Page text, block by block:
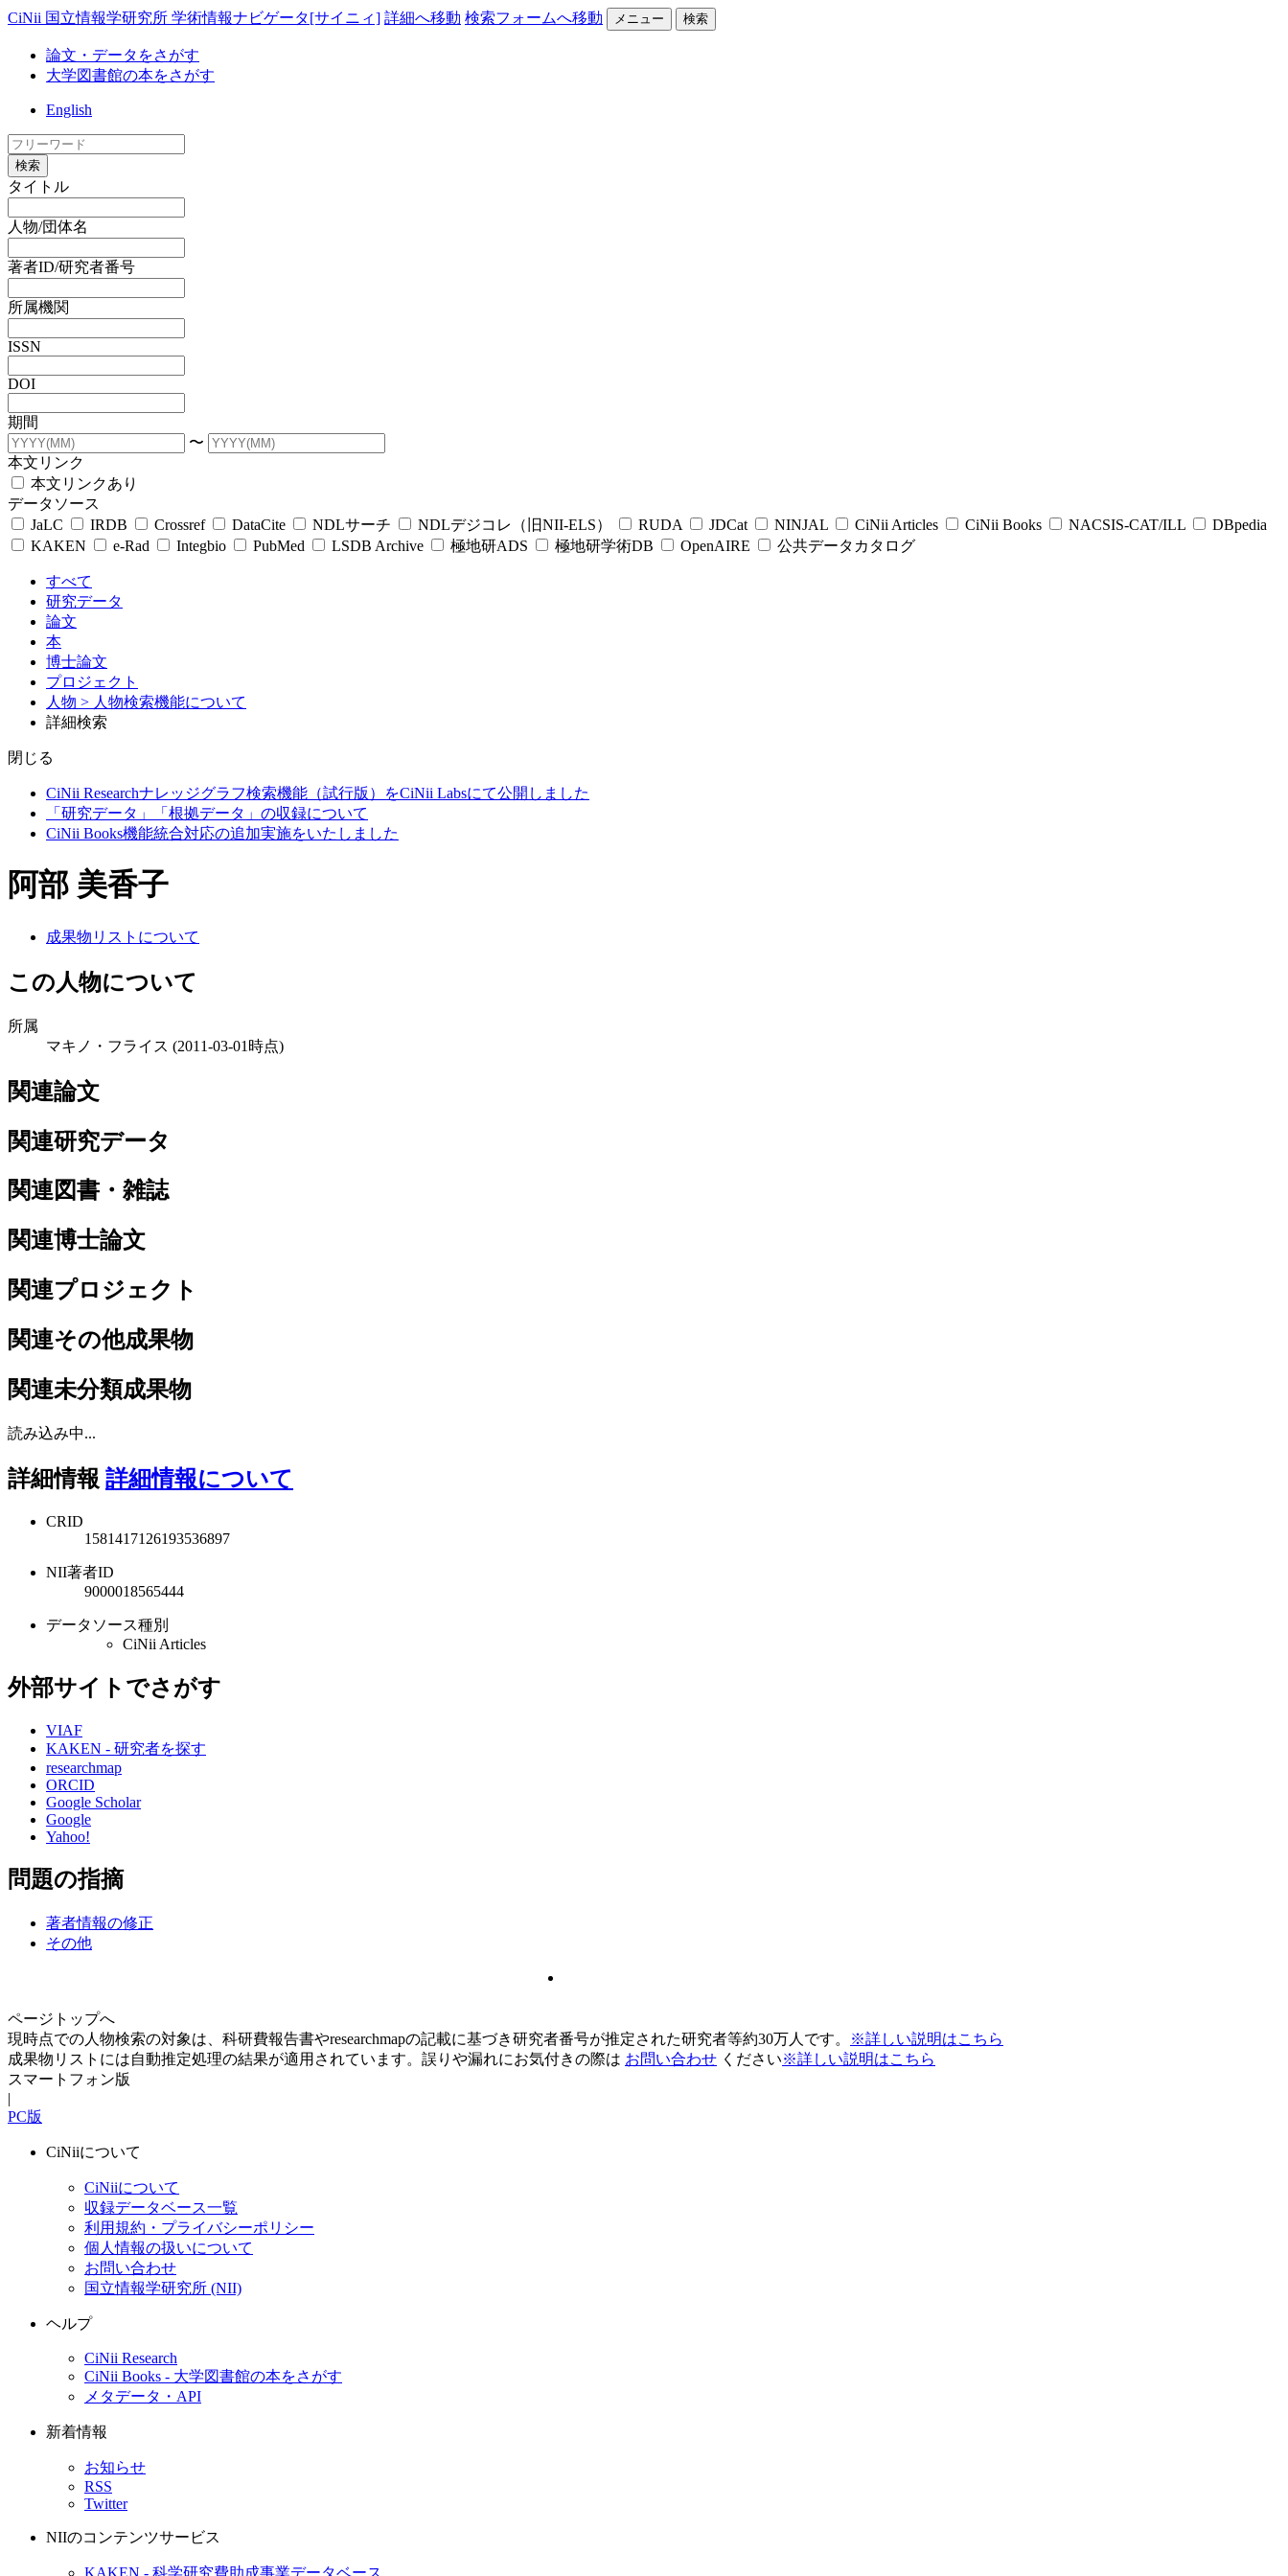
CiNii 国立情報学研究所 学術情報ナビゲータ[サイニィ] 詳細へ移動 検索フォームへ移動 メニュー 検索
論文・データをさがす
大学図書館の本をさがす
English
検索
タイトル
人物/団体名
著者ID/研究者番号
所属機関
ISSN
DOI
期間
〜
本文リンク
本文リンクあり
データソース
JaLC
IRDB Crossref DataCite NDLサーチ NDLデジコレ（旧NII-ELS） RUDA JDCat NINJAL CiNii Articles CiNii Books NACSIS-CAT/ILL
DBpedia
KAKEN
e-Rad Integbio PubMed LSDB Archive 極地研ADS 極地研学術DB OpenAIRE 公共データカタログ
すべて
研究データ
論文
本
博士論文
プロジェクト
人物 > 人物検索機能について
詳細検索
閉じる
CiNii Researchナレッジグラフ検索機能（試行版）をCiNii Labsにて公開しました
「研究データ」「根拠データ」の収録について
CiNii Books機能統合対応の追加実施をいたしました
阿部 美香子
成果物リストについて
この人物について
所属
マキノ・フライス (2011-03-01時点)
関連論文
関連研究データ
関連図書・雑誌
関連博士論文
関連プロジェクト
関連その他成果物
関連未分類成果物
読み込み中...
詳細情報 詳細情報について
CRID
1581417126193536897
NII著者ID
9000018565444
データソース種別
CiNii Articles
外部サイトでさがす
VIAF
KAKEN - 研究者を探す
researchmap
ORCID
Google Scholar
Google
Yahoo!
問題の指摘
著者情報の修正
その他
ページトップへ
現時点での人物検索の対象は、科研費報告書やresearchmapの記載に基づき研究者番号が推定された研究者等約30万人です。
※詳しい説明はこちら
成果物リストには自動推定処理の結果が適用されています。誤りや漏れにお気付きの際は お問い合わせ ください※詳しい説明はこちら
スマートフォン版
|
PC版
CiNiiについて
CiNiiについて
収録データベース一覧
利用規約・プライバシーポリシー
個人情報の扱いについて
お問い合わせ
国立情報学研究所 (NII)
ヘルプ
CiNii Research
CiNii Books - 大学図書館の本をさがす
メタデータ・API
新着情報
お知らせ
RSS
Twitter
NIIのコンテンツサービス